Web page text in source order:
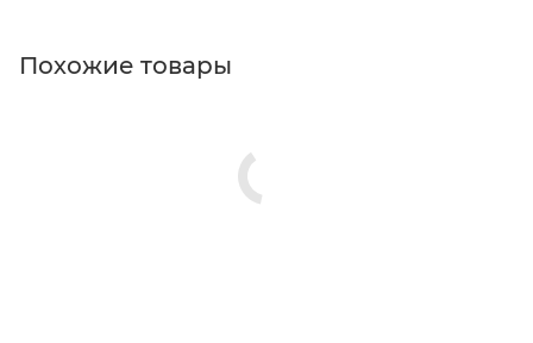
Похожие товары